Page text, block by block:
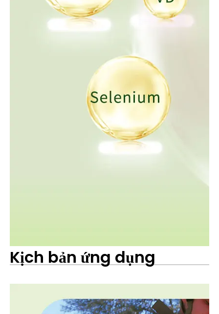
Kịch bản ứng dụng